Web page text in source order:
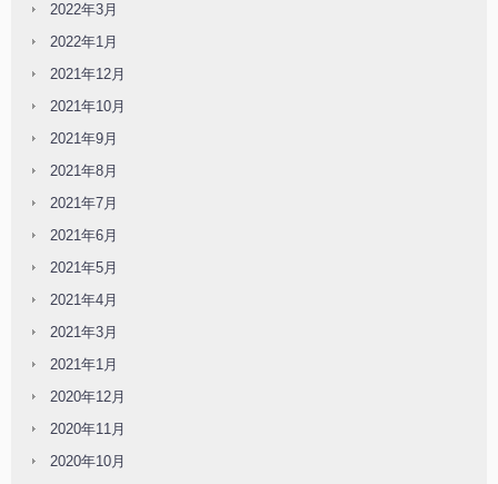
2022年3月
2022年1月
2021年12月
2021年10月
2021年9月
2021年8月
2021年7月
2021年6月
2021年5月
2021年4月
2021年3月
2021年1月
2020年12月
2020年11月
2020年10月